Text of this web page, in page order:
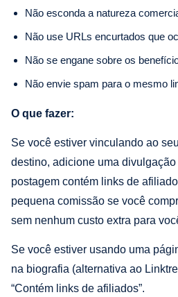
Não esconda a natureza
Não use URLs encurtados que
Não se engane sobre os
Não envie spam para o mesmo
O que fazer:
Se você estiver vinculando ao
destino, adicione uma divulgação
postagem contém links de
pequena comissão se você
sem nenhum custo extra para
Se você estiver usando uma
na biografia (alternativa ao
“Contém links de afiliados”.